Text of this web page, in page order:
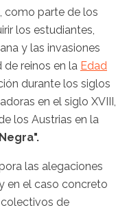
como parte de los
los estudiantes,
y las invasiones
de reinos en la Edad
durante los siglos
en el siglo XVIII,
los Austrias en la
las alegaciones
en el caso concreto
de